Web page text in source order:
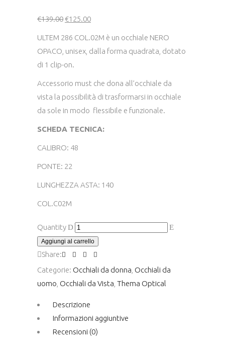
€139.00Il
€125.00Il
ULTEM 286 COL.02M è un occhiale NERO
OPACO, unisex, dalla forma quadrata, dotato
di 1 clip-on.
Accessorio must che dona all’occhiale da
vista la possibilità di trasformarsi in occhiale
da sole in modo flessibile e funzionale.
SCHEDA TECNICA:
CALIBRO: 48
PONTE: 22
LUNGHEZZA ASTA: 140
COL.C02M
OCCHIALE
DA
VISTA
NERO
ULTEM
COL.02M
CALIBRO
48
Quantity
Aggiungi al carrello
Share:
Categorie: Occhiali da donna Occhiali da
uomo Occhiali da Vista Thema Optical
Descrizione
Informazioni aggiuntive
Recensioni (0)